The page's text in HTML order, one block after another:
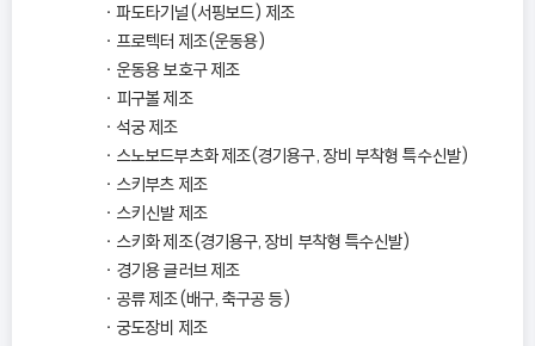
파도타기널(서핑보드) 제조
프로텍터 제조(운동용)
운동용 보호구 제조
피구볼 제조
석궁 제조
스노보드부츠화 제조(경기용구, 장비 부착형 특수신발)
스키부츠 제조
스키신발 제조
스키화 제조(경기용구, 장비 부착형 특수신발)
경기용 글러브 제조
공류 제조(배구, 축구공 등)
궁도장비 제조